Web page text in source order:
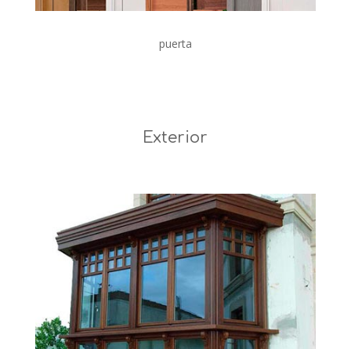
puerta
Exterior